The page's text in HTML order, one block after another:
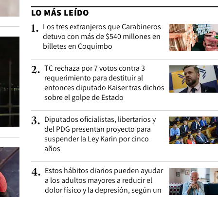
LO MÁS LEÍDO
1. Los tres extranjeros que Carabineros
detuvo con más de $540 millones en
billetes en Coquimbo
2. TC rechaza por 7 votos contra 3
requerimiento para destituir al
entonces diputado Kaiser tras dichos
sobre el golpe de Estado
3. Diputados oficialistas, libertarios y
del PDG presentan proyecto para
suspender la Ley Karin por cinco
años
4. Estos hábitos diarios pueden ayudar
a los adultos mayores a reducir el
dolor físico y la depresión, según un